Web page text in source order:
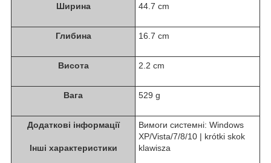
Ширина 44.7 cm
Глибина 16.7 cm
Висота 2.2 cm
Вага 529 g
Додаткові інформації
Інші характеристики
Вимоги системні: Windows
XP/Vista/7/8/10 | krótki skok
klawisza